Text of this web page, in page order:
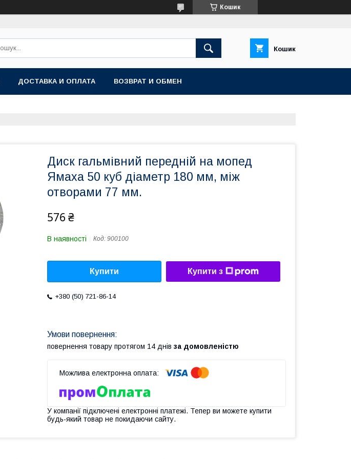
Кошик
Кошик
ДОСТАВКА И ОПЛАТА ВОЗВРАТ И ОБМЕН
Диск гальмівний передній на мопед
Ямаха 50 куб діаметр 180 мм, між
отворами 77 мм.
576 ₴
В наявності Код: 900100
Купити Купити з
+380 (50) 721-86-14
повернення товару протягом 14 днів за домовленістю
У компанії підключені електронні платежі. Тепер ви можете купити
будь-який товар не покидаючи сайту.